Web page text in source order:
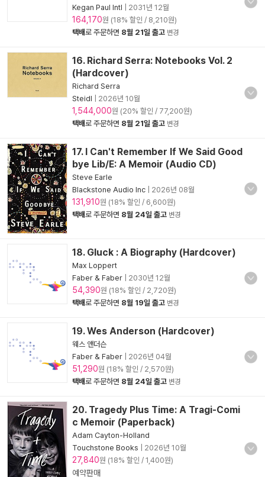
Kegan Paul Intl
2031년 12월
164,170원 (18% 할인 / 8,210원)
택배로 주문하면 8월 21일 출고 변경
16. Richard Serra: Notebooks Vol. 2
(Hardcover)
Richard Serra
Steidl
2026년 10월
1,544,000원 (20% 할인 / 77,200원)
택배로 주문하면 8월 21일 출고 변경
17. I Can't Remember If We Said Good
bye Lib/E: A Memoir (Audio CD)
Steve Earle
Blackstone Audio Inc
2026년 08월
131,910원 (18% 할인 / 6,600원)
택배로 주문하면 8월 24일 출고 변경
18. Gluck : A Biography (Hardcover)
Max Loppert
Faber & Faber
2030년 12월
54,390원 (18% 할인 / 2,720원)
택배로 주문하면 8월 19일 출고 변경
19. Wes Anderson (Hardcover)
웨스 앤더슨
Faber & Faber
2026년 04월
51,290원 (18% 할인 / 2,570원)
택배로 주문하면 8월 24일 출고 변경
20. Tragedy Plus Time: A Tragi-Comi
c Memoir (Paperback)
Adam Cayton-Holland
Touchstone Books
2026년 10월
27,840원 (18% 할인 / 1,400원)
예약판매